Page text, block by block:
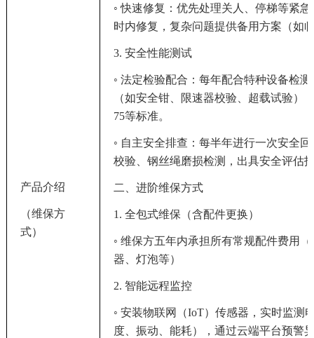
产品介绍
（维保方
式）
◦ 快速修复：优先处理关人、停梯等紧
时内修复，复杂问题提供备用方案（如
3. 安全性能测试
◦ 法定检验配合：每年配合特种设备检
（如安全钳、限速器校验、超载试验）
75等标准。
◦ 自主安全排查：每半年进行一次安全
校验、钢丝绳磨损检测，出具安全评估
二、进阶维保方式
1. 全包式维保（含配件更换）
◦ 维保方五年内承担所有常规配件费用
器、灯泡等）
2. 智能远程监控
◦ 安装物联网（IoT）传感器，实时监测
度、振动、能耗），通过云端平台预警